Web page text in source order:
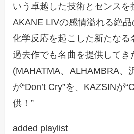
いう卓越した技術とセンスを
AKANE LIVの感情溢れる絶
化学反応を起こした新たなる
過去作でも名曲を提供してき
(MAHATMA、ALHAMBRA、
が“Don’t Cry”を、KAZSINが
供！”
added playlist